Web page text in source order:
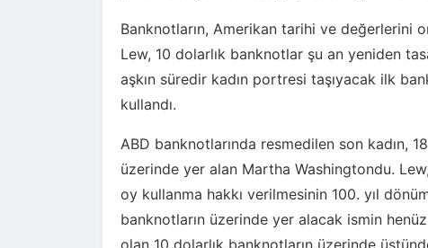
Banknotların, Amerikan tarihi ve değerlerini
Lew, 10 dolarlık banknotlar şu an yeniden
aşkın süredir kadın portresi taşıyacak ilk
kullandı.
ABD banknotlarında resmedilen son kadın,
üzerinde yer alan Martha Washingtondu.
oy kullanma hakkı verilmesinin 100. yıl
banknotların üzerinde yer alacak ismin